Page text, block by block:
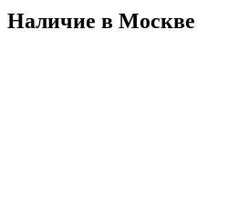
Наличие в Москвe